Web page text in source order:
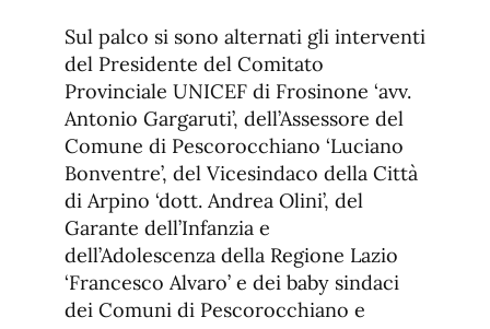
Sul palco si sono alternati gli interventi
del Presidente del Comitato
Provinciale UNICEF di Frosinone ‘avv.
Antonio Gargaruti’, dell’Assessore del
Comune di Pescorocchiano ‘Luciano
Bonventre’, del Vicesindaco della Città
di Arpino ‘dott. Andrea Olini’, del
Garante dell’Infanzia e
dell’Adolescenza della Regione Lazio
‘Francesco Alvaro’ e dei baby sindaci
dei Comuni di Pescorocchiano e